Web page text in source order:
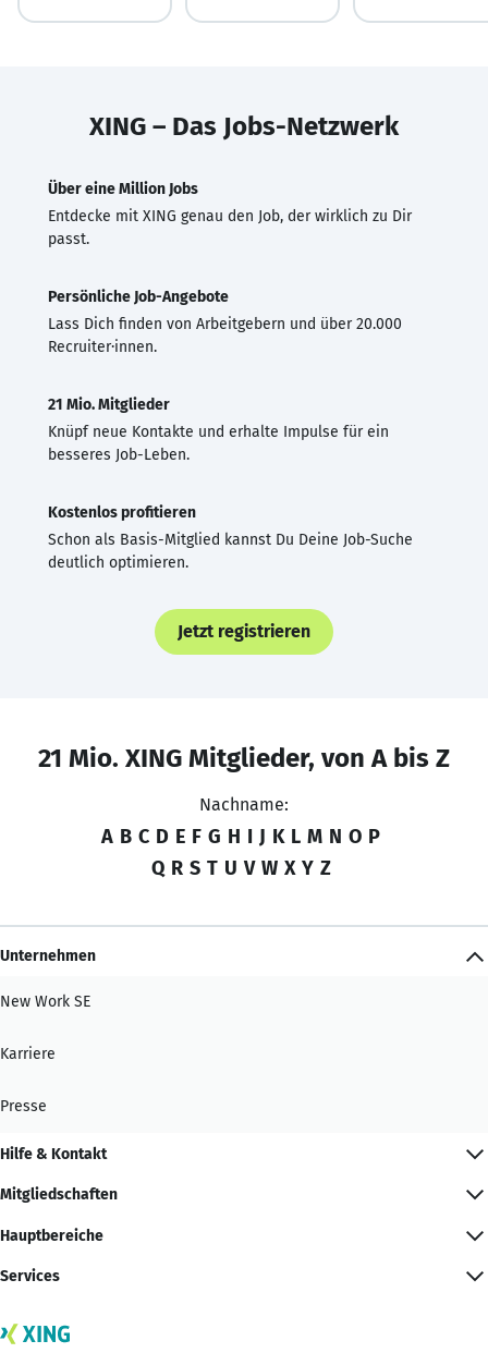
XING – Das Jobs-Netzwerk
Über eine Million Jobs
Entdecke mit XING genau den Job, der wirklich zu Dir
passt.
Persönliche Job-Angebote
Lass Dich finden von Arbeitgebern und über 20.000
Recruiter·innen.
21 Mio. Mitglieder
Knüpf neue Kontakte und erhalte Impulse für ein
besseres Job-Leben.
Kostenlos profitieren
Schon als Basis-Mitglied kannst Du Deine Job-Suche
deutlich optimieren.
Jetzt registrieren
21 Mio. XING Mitglieder, von A bis Z
Nachname:
A B C D E F G H I J K L M N O P
Q R S T U V W X Y Z
Unternehmen
New Work SE
Karriere
Presse
Hilfe & Kontakt
Mitgliedschaften
Hauptbereiche
Services